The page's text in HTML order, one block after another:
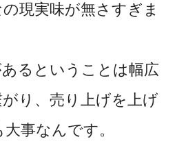
現実味が無さすぎま
るということは幅広
り、売り上げを上げ
事なんです。